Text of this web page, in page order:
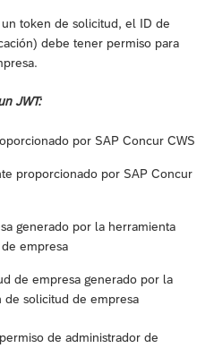
token de solicitud, el ID de
debe tener permiso para
JWT:
por SAP Concur CWS
proporcionado por SAP Concur
generado por la herramienta
empresa
de empresa generado por la
de solicitud de empresa
de administrador de